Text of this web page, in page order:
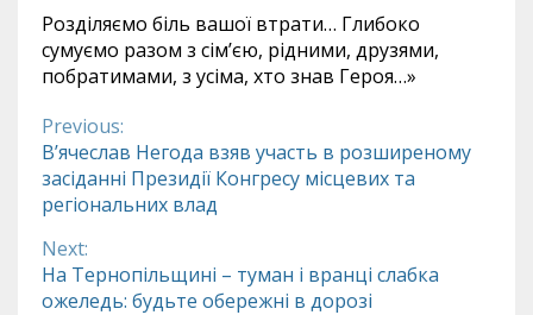
Розділяємо біль вашої втрати… Глибоко
сумуємо разом з сім’єю, рідними, друзями,
побратимами, з усіма, хто знав Героя…»
Continue
Reading
Previous:
В’ячеслав Негода взяв участь в розширеному
засіданні Президії Конгресу місцевих та
регіональних влад
Next:
На Тернопільщині – туман і вранці слабка
ожеледь: будьте обережні в дорозі